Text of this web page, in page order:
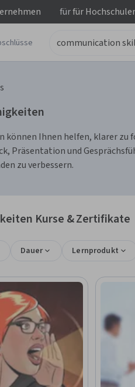
fürfür
Ihnen helfen, klarer zu
Präsentation und
zu verbessern.
Kurse & Zertifikate
Dauer Lernprodukt